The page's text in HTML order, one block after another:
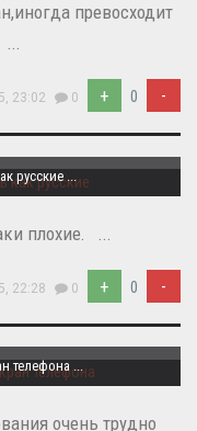
превосходит
...
23:02 0 + 0 -
русские ...
плохие. ...
22:28 0 + 0 -
телефона ...
очень трудно